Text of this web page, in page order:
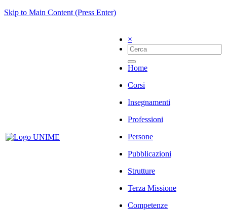
Skip to Main Content (Press Enter)
×
Home
Corsi
Insegnamenti
Professioni
Persone
Pubblicazioni
Strutture
Terza Missione
Competenze